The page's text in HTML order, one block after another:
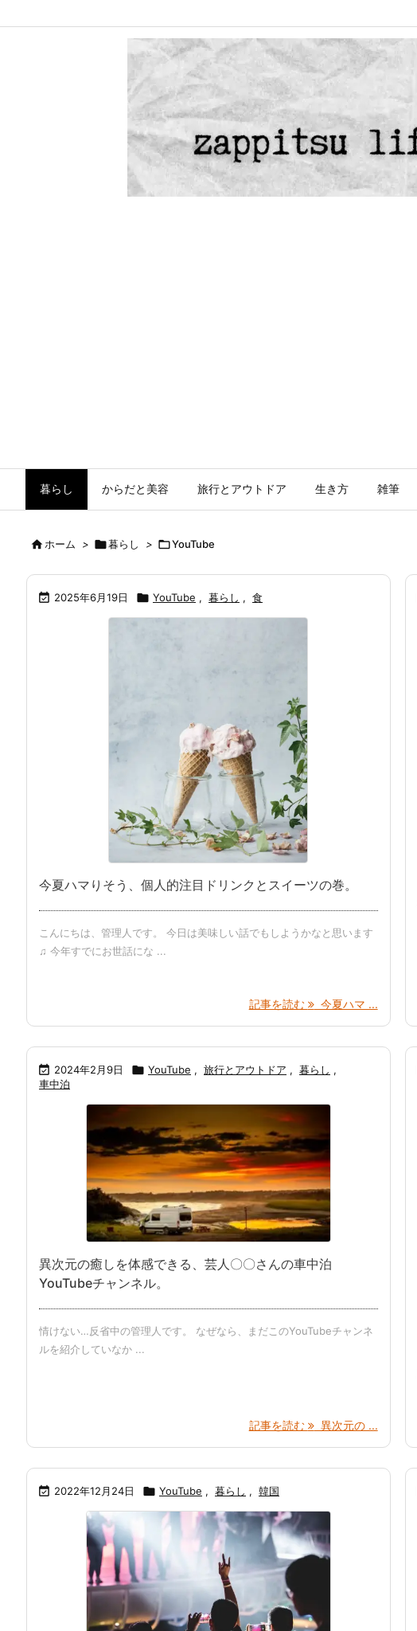
暮らし からだと美容 旅行とアウトドア 生き方 雑筆
ホーム > 暮らし > YouTube
 2025年6月19日  YouTube , 暮らし , 食
今夏ハマりそう、個人的注目ドリンクとスイーツの巻。
こんにちは、管理人です。 今日は美味しい話でもしようかなと思います
♫ 今年すでにお世話にな ...
記事を読む 今夏ハマ ...
 2024年2月9日  YouTube , 旅行とアウトドア , 暮らし ,
車中泊
異次元の癒しを体感できる、芸人〇〇さんの車中泊
YouTubeチャンネル。
情けない…反省中の管理人です。 なぜなら、まだこのYouTubeチャンネ
ルを紹介していなか ...
記事を読む 異次元の ...
 2022年12月24日  YouTube , 暮らし , 韓国